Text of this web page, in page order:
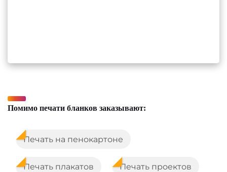
Помимо печати бланков заказывают:
Печать на пенокартоне
Печать плакатов Печать проектов